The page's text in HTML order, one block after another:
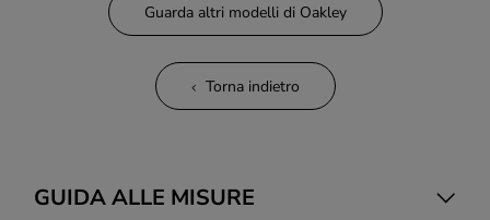
Guarda altri modelli di Oakley
Torna indietro
GUIDA ALLE MISURE